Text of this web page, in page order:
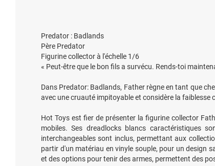
Predator : Badlands
Père Predator
Figurine collector à l'échelle 1/6
« Peut-être que le bon fils a survécu. Rends-toi
Dans Predator: Badlands, Father règne en tant que
avec une cruauté impitoyable et considère la
Hot Toys est fier de présenter la figurine collector
mobiles. Ses dreadlocks blancs caractéristiques
interchangeables sont inclus, permettant aux
partir d'un matériau en vinyle souple, pour un design
et des options pour tenir des armes, permettent des